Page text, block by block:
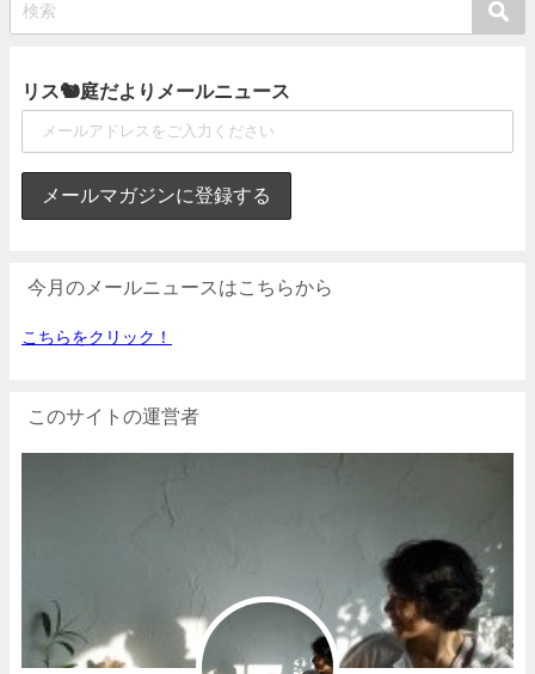
リス🐿庭だよりメールニュース
今月のメールニュースはこちらから
こちらをクリック！
このサイトの運営者